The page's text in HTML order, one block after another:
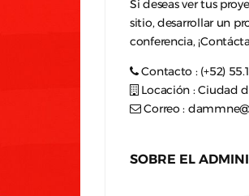
Si deseas ver tus
sitio, desarrollar un
conferencia,
Contacto : (+52)
Locación : Ciudad
Correo :
SOBRE EL